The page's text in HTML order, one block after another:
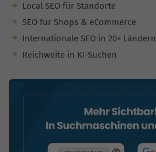
Local SEO für Standorte
SEO für Shops & eCommerce
Internationale SEO in 20+ Ländern
Reichweite in KI-Suchen